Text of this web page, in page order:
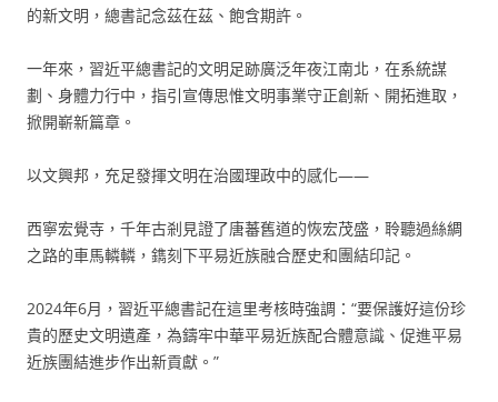
的新文明，總書記念茲在茲、飽含期許。
一年來，習近平總書記的文明足跡廣泛年夜江南北，在系統謀
劃、身體力行中，指引宣傳思惟文明事業守正創新、開拓進取，
掀開嶄新篇章。
以文興邦，充足發揮文明在治國理政中的感化——
西寧宏覺寺，千年古剎見證了唐蕃舊道的恢宏茂盛，聆聽過絲綢
之路的車馬轔轔，鐫刻下平易近族融合歷史和團結印記。
2024年6月，習近平總書記在這里考核時強調：“要保護好這份珍
貴的歷史文明遺產，為鑄牢中華平易近族配合體意識、促進平易
近族團結進步作出新貢獻。”